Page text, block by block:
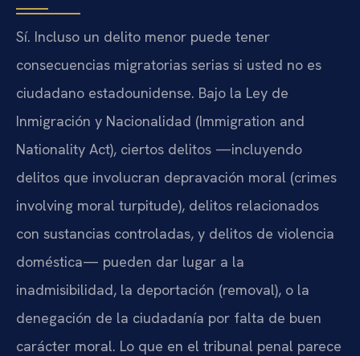
Sí. Incluso un delito menor puede tener
consecuencias migratorias serias si usted no es
ciudadano estadounidense. Bajo la Ley de
Inmigración y Nacionalidad (Immigration and
Nationality Act), ciertos delitos —incluyendo
delitos que involucran depravación moral (crimes
involving moral turpitude), delitos relacionados
con sustancias controladas, y delitos de violencia
doméstica— pueden dar lugar a la
inadmisibilidad, la deportación (removal), o la
denegación de la ciudadanía por falta de buen
carácter moral. Lo que en el tribunal penal parece